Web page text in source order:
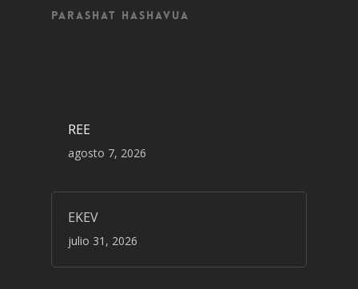
Parashat Hashavua
REE
agosto 7, 2026
EKEV
julio 31, 2026